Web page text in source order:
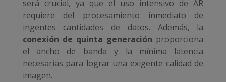
será crucial, ya que el uso intensivo de AR
requiere del procesamiento inmediato de
ingentes cantidades de datos. Además, la
conexión de quinta generación proporciona
el ancho de banda y la mínima latencia
necesarias para lograr una exigente calidad de
imagen.